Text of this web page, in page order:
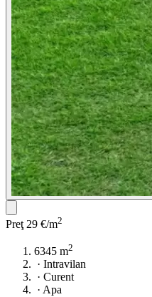
Preţ 29 €/m2
6345 m2
· Intravilan
· Curent
· Apa